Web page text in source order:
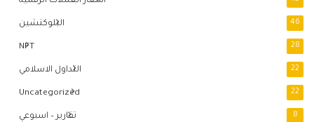
البلوكتشين 46
NFT 28
التداول الاسلامي 22
Uncategorized 22
تقارير – اسبوعي 8